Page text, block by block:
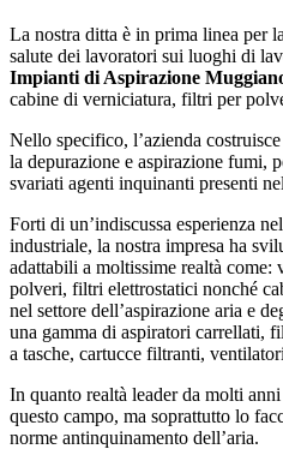
La nostra ditta è in prima linea per
salute dei lavoratori sui luoghi di
Impianti di Aspirazione
cabine di verniciatura, filtri per
Nello specifico, l’azienda
la depurazione e aspirazione fumi,
svariati agenti inquinanti presenti
Forti di un’indiscussa esperienza
industriale, la nostra impresa ha
adattabili a moltissime realtà
polveri, filtri elettrostatici nonché
nel settore dell’aspirazione aria e
una gamma di aspiratori carrellati,
a tasche, cartucce filtranti,
In quanto realtà leader da molti
questo campo, ma soprattutto lo
norme antinquinamento dell’aria.